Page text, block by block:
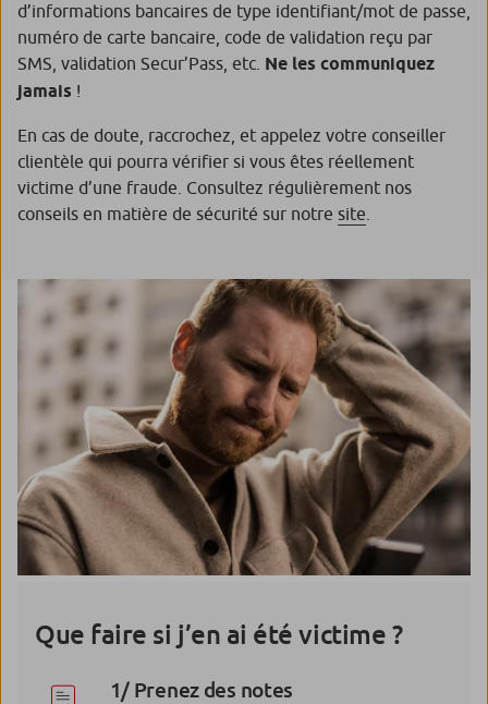
d’informations bancaires de type identifiant/mot de passe,
numéro de carte bancaire, code de validation reçu par
SMS, validation Secur’Pass, etc. Ne les communiquez
jamais !
En cas de doute, raccrochez, et appelez votre conseiller
clientèle qui pourra vérifier si vous êtes réellement
victime d’une fraude. Consultez régulièrement nos
conseils en matière de sécurité sur notre site
Que faire si j’en ai été victime ?
1/ Prenez des notes